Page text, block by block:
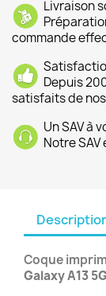
Livraison
commande
Depuis
satisfaits de
Un SAV à
Notre SAV
Coque
Galaxy A13